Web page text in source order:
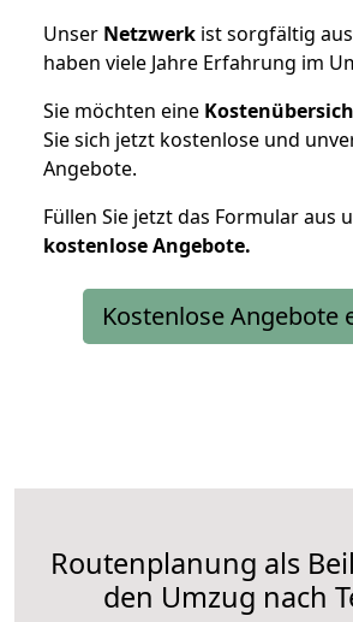
Unser Netzwerk ist sorgfältig
haben viele Jahre Erfahrung im
Sie möchten eine
Sie sich jetzt kostenlose und
Angebote.
Füllen Sie jetzt das Formular aus
kostenloseAngebote.
Kostenlose Angebote
Routenplanung als
den Umzug nach